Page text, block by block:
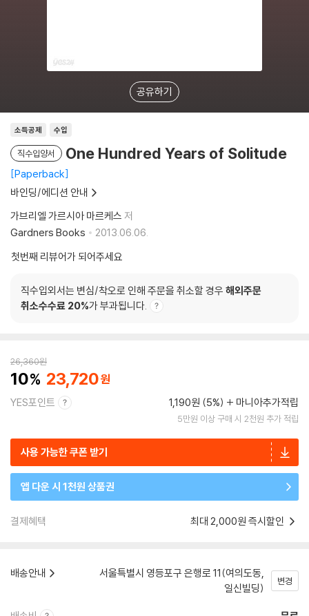
공유하기
소득공제 수입
직수입양서 One Hundred Years of Solitude
Paperback
바인딩/에디션 안내
가브리엘 가르시아 마르케스 저
Gardners Books
2013.06.06.
첫번째 리뷰어가 되어주세요
직수입외서는 변심/착오로 인해 주문을 취소할 경우 해외주문
취소수수료 20%가 부과됩니다.
26,360원
10 23,720
YES포인트 1,190원 (5%) 마니아추가적립
5만원 이상 구매 시 2천원 추가 적립
사용 가능한 쿠폰 받기
앱 다운 시 1천원 상품권
결제혜택 최대 2,000원 즉시할인
배송안내
서울특별시 영등포구 은행로 11(여의도동,
일신빌딩)
변경